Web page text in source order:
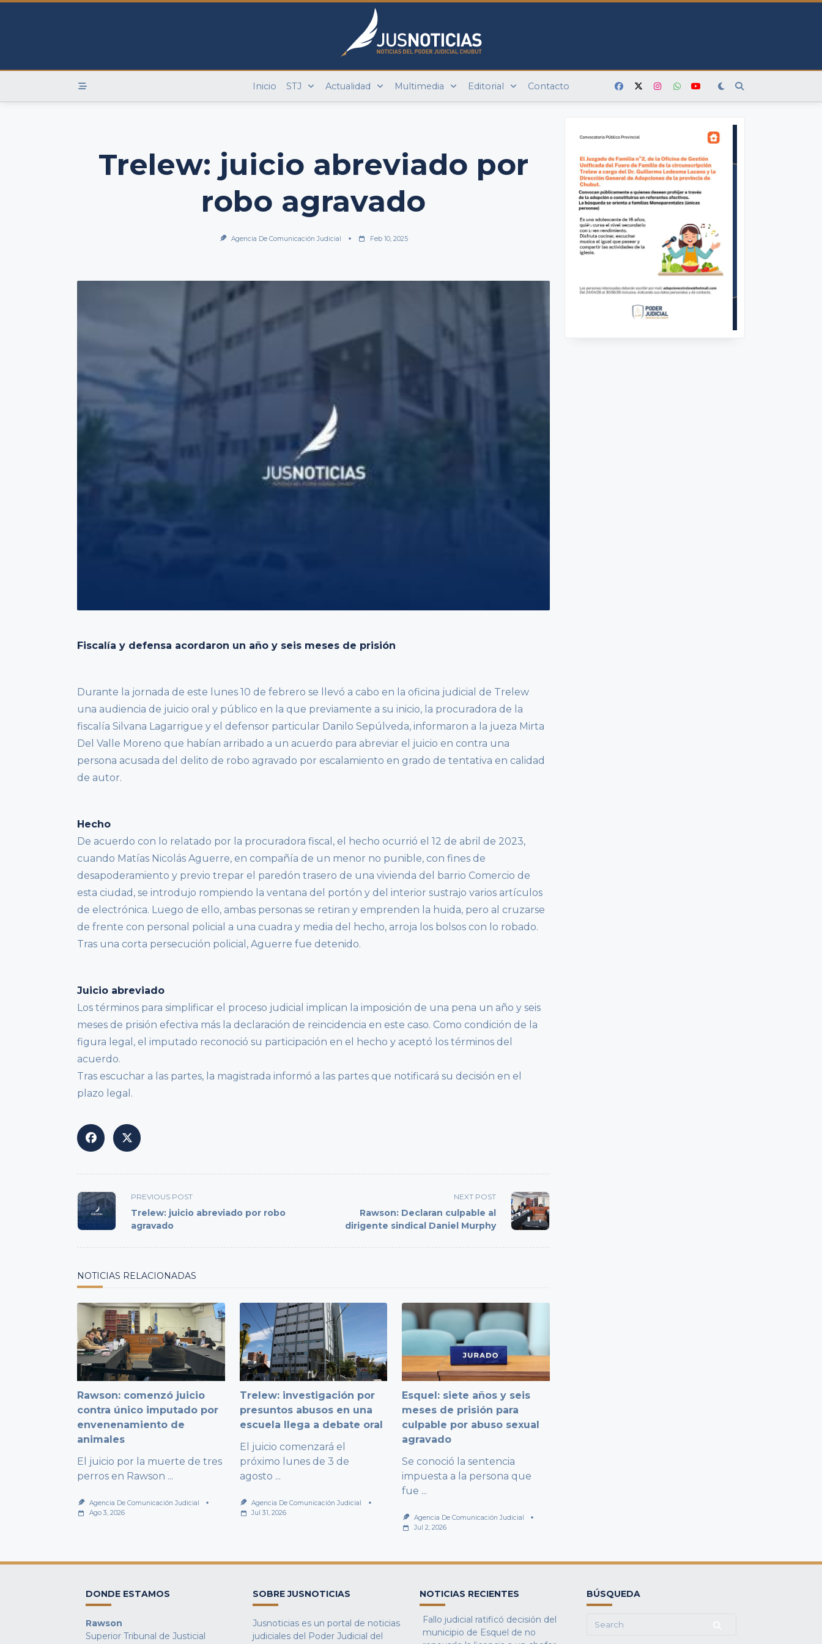
Skip
Inicio STJ Actualidad Multimedia Editorial Contacto
Trelew: juicio abreviado por
robo agravado
Agencia De Comunicación Judicial Feb 10, 2025
Fiscalía y defensa acordaron un año y seis meses de prisión
Durante la jornada de este lunes 10 de febrero se llevó a cabo en la oficina judicial de Trelew
una audiencia de juicio oral y público en la que previamente a su inicio, la procuradora de la
fiscalía Silvana Lagarrigue y el defensor particular Danilo Sepúlveda, informaron a la jueza Mirta
Del Valle Moreno que habían arribado a un acuerdo para abreviar el juicio en contra una
persona acusada del delito de robo agravado por escalamiento en grado de tentativa en calidad
de autor.
Hecho
De acuerdo con lo relatado por la procuradora fiscal, el hecho ocurrió el 12 de abril de 2023,
cuando Matías Nicolás Aguerre, en compañía de un menor no punible, con fines de
desapoderamiento y previo trepar el paredón trasero de una vivienda del barrio Comercio de
esta ciudad, se introdujo rompiendo la ventana del portón y del interior sustrajo varios artículos
de electrónica. Luego de ello, ambas personas se retiran y emprenden la huida, pero al cruzarse
de frente con personal policial a una cuadra y media del hecho, arroja los bolsos con lo robado.
Tras una corta persecución policial, Aguerre fue detenido.
Juicio abreviado
Los términos para simplificar el proceso judicial implican la imposición de una pena un año y seis
meses de prisión efectiva más la declaración de reincidencia en este caso. Como condición de la
figura legal, el imputado reconoció su participación en el hecho y aceptó los términos del
acuerdo.
Tras escuchar a las partes, la magistrada informó a las partes que notificará su decisión en el
plazo legal.
<span
class="nav-
subtitle
PREVIOUS POST
Trelew: juicio abreviado por robo
agravado
NEXT POST
Rawson: Declaran culpable al
dirigente sindical Daniel Murphy
NOTICIAS RELACIONADAS
Rawson: comenzó juicio
contra único imputado por
envenenamiento de
animales
El juicio por la muerte de tres
perros en Rawson ...
Agencia De Comunicación Judicial
Ago 3, 2026
Trelew: investigación por
presuntos abusos en una
escuela llega a debate oral
El juicio comenzará el
próximo lunes de 3 de
agosto ...
Agencia De Comunicación Judicial
Jul 31, 2026
Esquel: siete años y seis
meses de prisión para
culpable por abuso sexual
agravado
Se conoció la sentencia
impuesta a la persona que
fue ...
Agencia De Comunicación Judicial
Jul 2, 2026
DONDE ESTAMOS
Rawson
Superior Tribunal de Justicial
SOBRE JUSNOTICIAS
Jusnoticias es un portal de noticias
judiciales del Poder Judicial del
NOTICIAS RECIENTES
Fallo judicial ratificó decisión del
municipio de Esquel de no
BÚSQUEDA
Search